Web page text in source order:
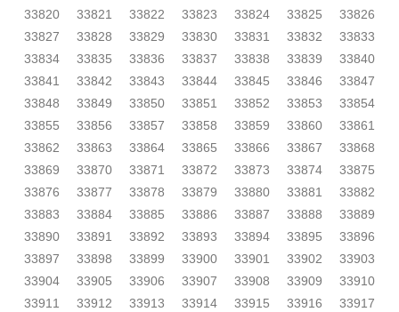
33820
33821 33822 33823 33824 33825
33826
33827
33828 33829 33830 33831 33832
33833
33834
33835 33836 33837 33838 33839
33840
33841
33842 33843 33844 33845 33846
33847
33848
33849 33850 33851 33852 33853
33854
33855
33856 33857 33858 33859 33860
33861
33862
33863 33864 33865 33866 33867
33868
33869
33870 33871 33872 33873 33874
33875
33876
33877 33878 33879 33880 33881
33882
33883
33884 33885 33886 33887 33888
33889
33890
33891 33892 33893 33894 33895
33896
33897
33898 33899 33900 33901 33902
33903
33904
33905 33906 33907 33908 33909
33910
33911
33912 33913 33914 33915 33916
33917